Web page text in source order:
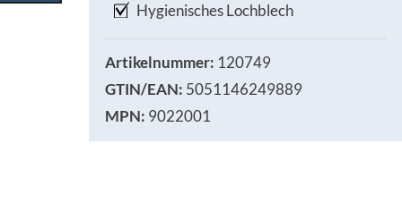
Hygienisches Lochblech
Artikelnummer: 120749
GTIN/EAN: 5051146249889
MPN: 9022001